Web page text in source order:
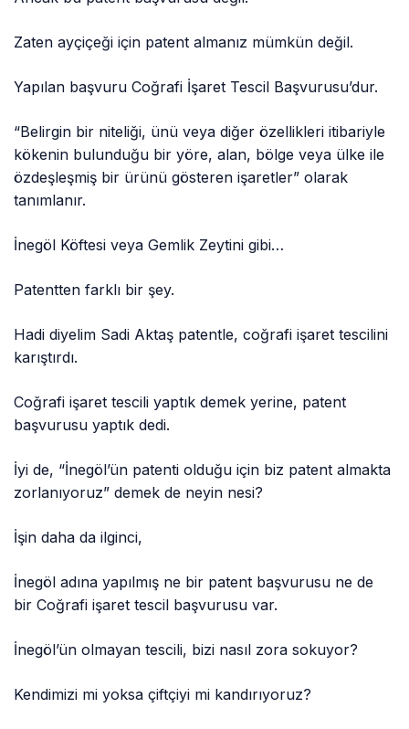
Zaten ayçiçeği için patent almanız mümkün değil.
Yapılan başvuru Coğrafi İşaret Tescil Başvurusu’dur.
“Belirgin bir niteliği, ünü veya diğer özellikleri itibariyle
kökenin bulunduğu bir yöre, alan, bölge veya ülke ile
özdeşleşmiş bir ürünü gösteren işaretler” olarak
tanımlanır.
İnegöl Köftesi veya Gemlik Zeytini gibi…
Patentten farklı bir şey.
Hadi diyelim Sadi Aktaş patentle, coğrafi işaret tescilini
karıştırdı.
Coğrafi işaret tescili yaptık demek yerine, patent
başvurusu yaptık dedi.
İyi de, “İnegöl’ün patenti olduğu için biz patent almakta
zorlanıyoruz” demek de neyin nesi?
İşin daha da ilginci,
İnegöl adına yapılmış ne bir patent başvurusu ne de
bir Coğrafi işaret tescil başvurusu var.
İnegöl’ün olmayan tescili, bizi nasıl zora sokuyor?
Kendimizi mi yoksa çiftçiyi mi kandırıyoruz?